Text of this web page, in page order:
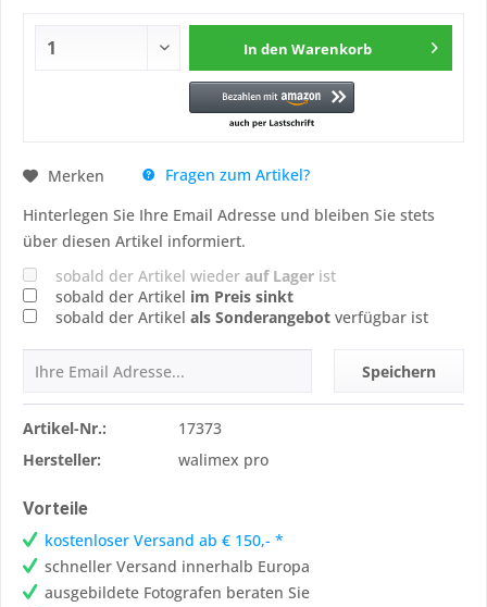
In den Warenkorb
Merken
Fragen zum Artikel?
Hinterlegen Sie Ihre Email Adresse und bleiben Sie stets
über diesen Artikel informiert.
sobald der Artikel wieder auf Lager ist
sobald der Artikel im Preis sinkt
sobald der Artikel als Sonderangebot verfügbar ist
Speichern
Artikel-Nr.:
17373
Hersteller:
walimex pro
Vorteile
kostenloser Versand ab € 150,- *
schneller Versand innerhalb Europa
ausgebildete Fotografen beraten Sie